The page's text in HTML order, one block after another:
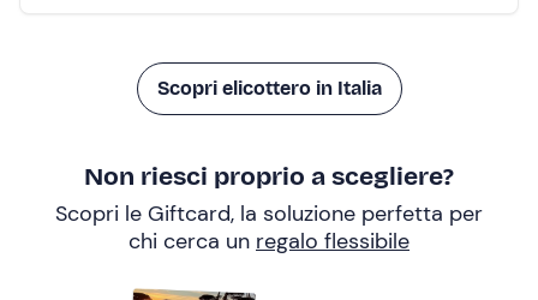
Scopri elicottero in Italia
Non riesci proprio a scegliere?
Scopri le Giftcard, la soluzione perfetta per
chi cerca un regalo flessibile